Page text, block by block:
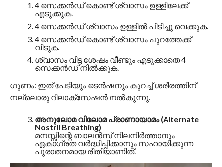
4 സെക്കൻഡ് കൊണ്ട് ശ്വാസം ഉള്ളിലേക്ക്
എടുക്കുക.
4 സെക്കൻഡ് ശ്വാസം ഉള്ളിൽ പിടിച്ചു വെക്കുക.
4 സെക്കൻഡ് കൊണ്ട് ശ്വാസം പുറത്തേക്ക്
വിടുക.
ശ്വാസം വിട്ട ശേഷം വീണ്ടും എടുക്കാതെ 4
സെക്കൻഡ് നിൽക്കുക.
ഗുണം: ഇത് പേടിയും ടെൻഷനും കുറച്ച് ശരീരത്തിന്
നല്ലൊരു റിലാക്സേഷൻ നൽകുന്നു.
അനുലോമ വിലോമ പ്രാണായാമം (Alternate
Nostril Breathing)
മനസ്സിന്റെ ബാലൻസ് നിലനിർത്താനും
ഏകാഗ്രത വർദ്ധിപ്പിക്കാനും സഹായിക്കുന്ന
പുരാതനമായ രീതിയാണിത്.